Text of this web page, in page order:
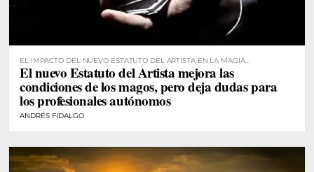
EL IMPACTO DEL NUEVO ESTATUTO DEL ARTISTA EN LA MAGIA
PROFESIONAL
El nuevo Estatuto del Artista mejora las
condiciones de los magos, pero deja dudas para
los profesionales autónomos
ANDRÉS FIDALGO